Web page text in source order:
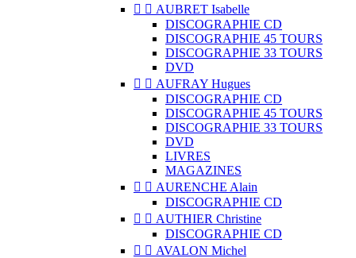
  AUBRET Isabelle
DISCOGRAPHIE CD
DISCOGRAPHIE 45 TOURS
DISCOGRAPHIE 33 TOURS
DVD
  AUFRAY Hugues
DISCOGRAPHIE CD
DISCOGRAPHIE 45 TOURS
DISCOGRAPHIE 33 TOURS
DVD
LIVRES
MAGAZINES
  AURENCHE Alain
DISCOGRAPHIE CD
  AUTHIER Christine
DISCOGRAPHIE CD
  AVALON Michel